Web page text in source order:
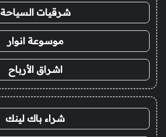
شرقيات السياحة
موسوعة انوار
اشراق الأرباح
شراء باك لينك